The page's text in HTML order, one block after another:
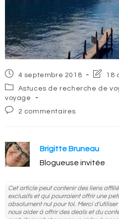
Post
published:
4 septembre 2018
Post18
Post
category:
Astuces de recherche de
voyage
Post2 commentaires
Brigitte Bruneau
Blogueuse invitée
Cet article peut contenir des liens
exclusifs et qui pourraient offrir une
absolument nul pour toi. Merci
nous aider à offrir des deals et du